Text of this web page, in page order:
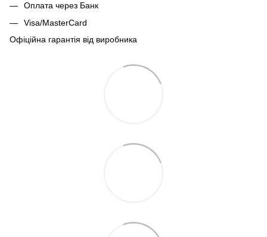
Оплата через Банк
Visa/MasterCard
Офіційна гарантія від виробника